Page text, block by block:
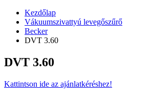
Kezdőlap
Vákuumszivattyú levegőszűrő
Becker
DVT 3.60
DVT 3.60
Kattintson ide az ajánlatkéréshez!